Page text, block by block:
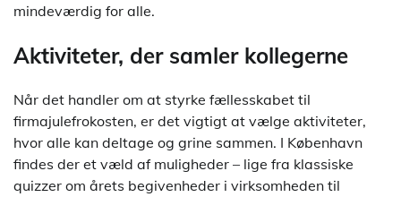
mindeværdig for alle.
Aktiviteter, der samler kollegerne
Når det handler om at styrke fællesskabet til
firmajulefrokosten, er det vigtigt at vælge aktiviteter,
hvor alle kan deltage og grine sammen. I København
findes der et væld af muligheder – lige fra klassiske
quizzer om årets begivenheder i virksomheden til